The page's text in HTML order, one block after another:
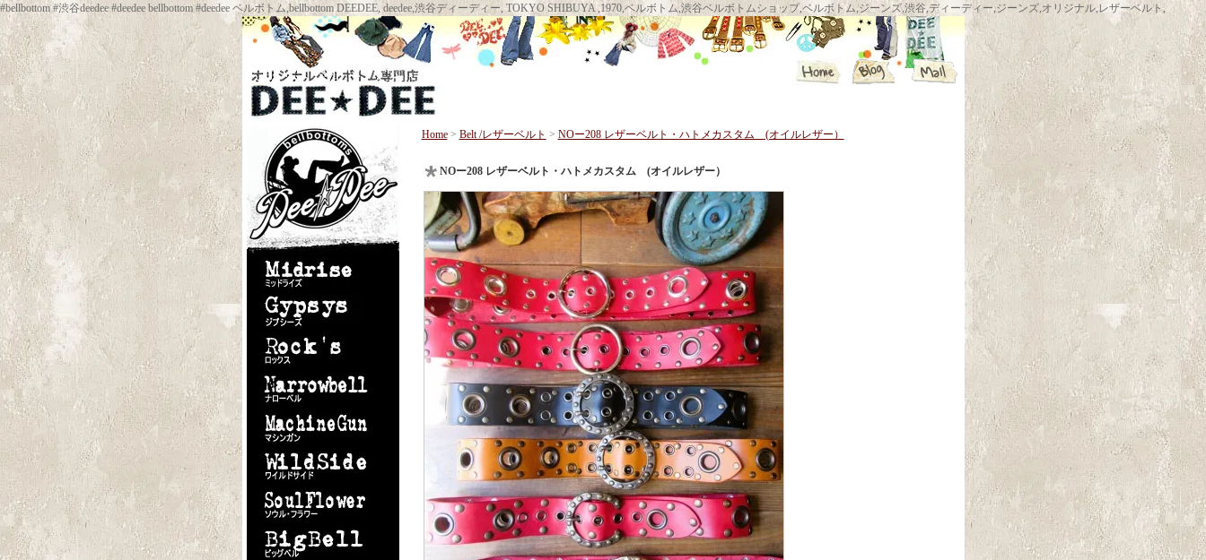
#bellbottom #渋谷deedee #deedee bellbottom #deedee ベルボトム,bellbottom DEEDEE, deedee,渋谷ディーディー, TOKYO SHIBUYA ,1970,ベルボトム,渋谷ベルボトムショップ,ベルボトム,ジーンズ,渋谷,ディーディー,ジーンズ,オリジナル,レザーベルト,
Home> Belt /レザーベルト > NOー208 レザーベルト・ハトメカスタム (オイルレザー）
NOー208 レザーベルト・ハトメカスタム (オイルレザー）